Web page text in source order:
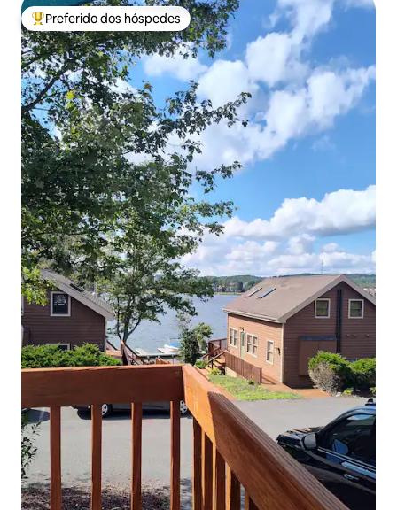
Entre os melhores preferidos dos hóspedes
Preferido dos hóspedes